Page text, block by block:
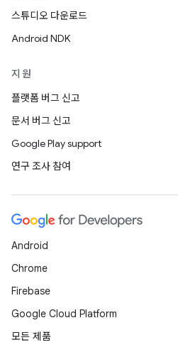
스튜디오 다운로드
Android NDK
지원
플랫폼 버그 신고
문서 버그 신고
Google Play support
연구 조사 참여
Android
Chrome
Firebase
Google Cloud Platform
모든 제품